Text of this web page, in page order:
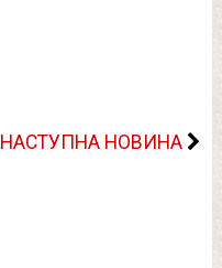
НАСТУПНА НОВИНА